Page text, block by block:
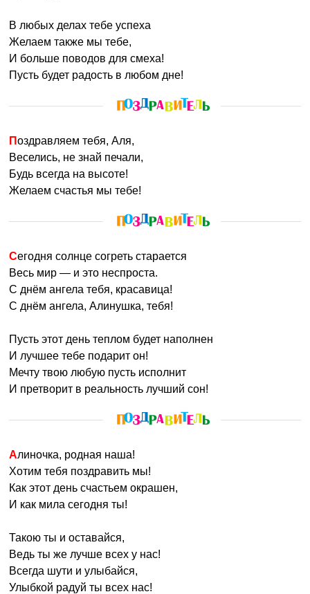
родственников, как своих, так и мужа.
Алина очень хорошая хозяйка, порядок в доме и
чистота на кухне. Детей своих Алина балует и бережет
конфликтует, но из-за неумения сдерживать свои
вспылив говорит лишнее, о чем потом сильно жалеет. В
карьере успешна, может стать известным журналистом,
популярным писателем или менеджером крупной
компании. Любит свою работу.
Алину также называют: Алюня, Аля,
Алинчик, Алинушка, Алишенька, Алинусичка,
Именины Алина не празднует т.к. в православных
святцах такого имени нет.
В любых делах тебе успеха
Желаем также мы тебе,
И больше поводов для смеха!
Пусть будет радость в любом дне!
Поздравляем тебя, Аля,
Веселись, не знай печали,
Будь всегда на высоте!
Желаем счастья мы тебе!
Сегодня солнце согреть старается
Весь мир — и это неспроста.
С днём ангела тебя, красавица!
С днём ангела, Алинушка, тебя!
Пусть этот день теплом будет наполнен
И лучшее тебе подарит он!
Мечту твою любую пусть исполнит
И претворит в реальность лучший сон!
Алиночка, родная наша!
Хотим тебя поздравить мы!
Как этот день счастьем окрашен,
И как мила сегодня ты!
Такою ты и оставайся,
Ведь ты же лучше всех у нас!
Всегда шути и улыбайся,
Улыбкой радуй ты всех нас!